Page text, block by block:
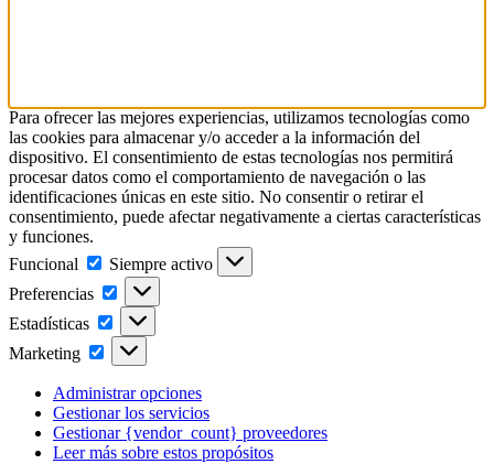
Para ofrecer las mejores experiencias, utilizamos tecnologías como
las cookies para almacenar y/o acceder a la información del
dispositivo. El consentimiento de estas tecnologías nos permitirá
procesar datos como el comportamiento de navegación o las
identificaciones únicas en este sitio. No consentir o retirar el
consentimiento, puede afectar negativamente a ciertas características
y funciones.
Funcional
Siempre activo
Preferencias
Estadísticas
Marketing
Administrar opciones
Gestionar los servicios
Gestionar {vendor_count} proveedores
Leer más sobre estos propósitos